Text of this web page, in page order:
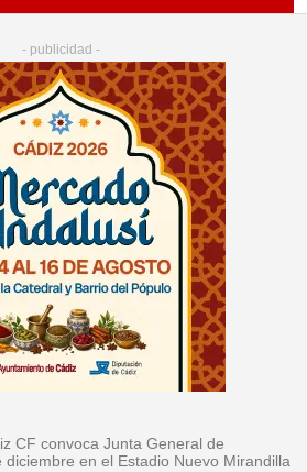
- publicidad -
CF convoca Junta General de
en el Estadio Nuevo Mirandilla